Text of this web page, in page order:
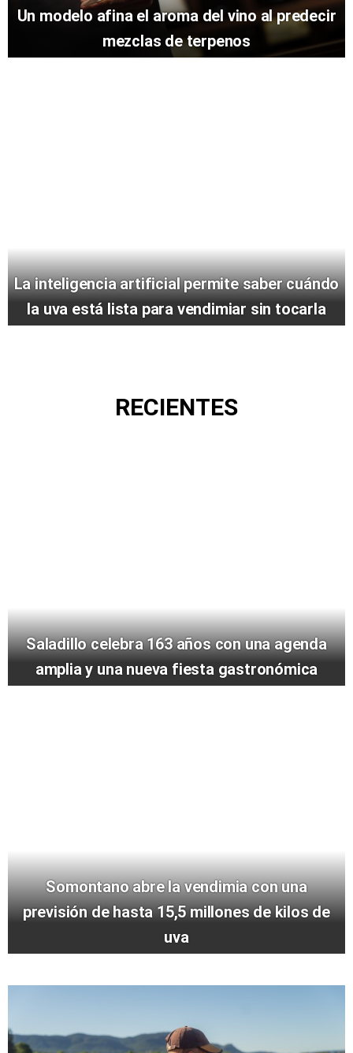
Un modelo afina el aroma del vino al predecir
mezclas de terpenos
La inteligencia artificial permite saber cuándo
la uva está lista para vendimiar sin tocarla
RECIENTES
Saladillo celebra 163 años con una agenda
amplia y una nueva fiesta gastronómica
Somontano abre la vendimia con una
previsión de hasta 15,5 millones de kilos de
uva